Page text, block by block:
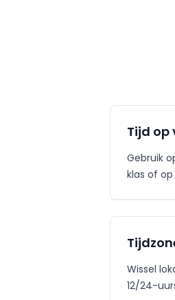
Tijd op
Gebruik
klas of
Wissel
12/24-